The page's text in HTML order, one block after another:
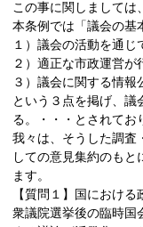
この事に関しましては
本条例では「議会の基
１）議会の活動を通
２）適正な市政運営
３）議会に関する情
という３点を掲げ、
る。・・・とされてお
我々は、そうした調
しての意見集約のも
ます。
【質問１】国におけ
衆議院選挙後の臨時国